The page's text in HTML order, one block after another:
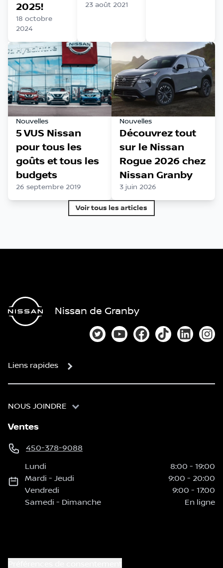
2025!
18 octobre
2024
23 août 2021
Nouvelles
5 VUS Nissan
pour tous les
goûts et tous les
budgets
26 septembre 2019
Nouvelles
Découvrez tout
sur le Nissan
Rogue 2026 chez
Nissan Granby
3 juin 2026
Voir tous les articles
Nissan de Granby
Lien vers notre compte Twitter
Lien vers notre chaîne
Lien vers notre page
Lien vers notre
Lien vers
Liens rapides
NOUS JOINDRE
Ventes
450-378-9088
Lundi 8:00 - 19:00
Mardi -Jeudi 9:00 - 20:00
Vendredi
9:00 - 17:00
Samedi - Dimanche En ligne